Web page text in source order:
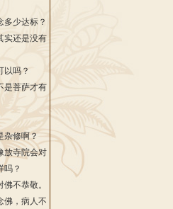
多少达标？
实还是没有
以吗？
是菩萨才有
杂修啊？
放寺院会对
吗？
不恭敬。
佛，病人不